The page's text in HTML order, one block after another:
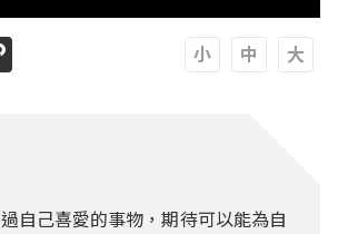
自己喜愛的事物，期待可以能為自